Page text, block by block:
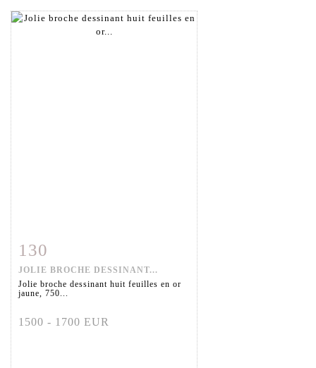
Fiche détaillée
130
JOLIE BROCHE DESSINANT...
Jolie broche dessinant huit feuilles en or
jaune, 750...
1500 - 1700 EUR